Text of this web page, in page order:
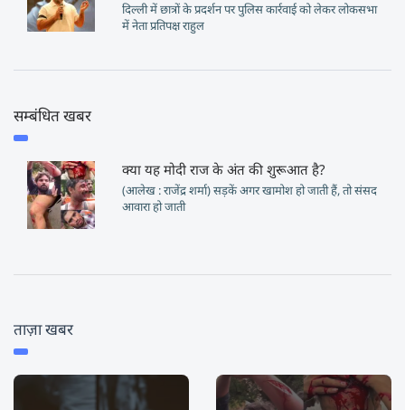
दिल्ली में छात्रों के प्रदर्शन पर पुलिस कार्रवाई को लेकर लोकसभा
में नेता प्रतिपक्ष राहुल
सम्बंधित खबर
क्या यह मोदी राज के अंत की शुरूआत है?
(आलेख : राजेंद्र शर्मा) सड़कें अगर खामोश हो जाती हैं, तो संसद
आवारा हो जाती
ताज़ा खबर